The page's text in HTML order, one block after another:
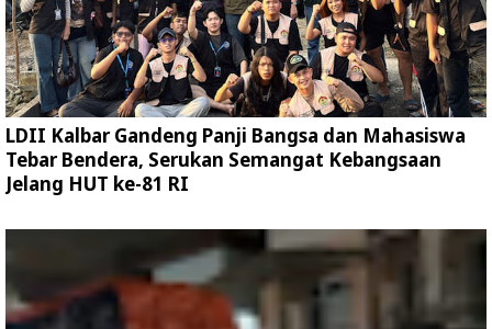
LDII Kalbar Gandeng Panji Bangsa dan Mahasiswa
Tebar Bendera, Serukan Semangat Kebangsaan
Jelang HUT ke-81 RI